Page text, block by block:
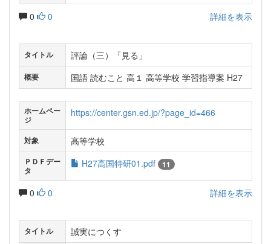
0 0 詳細を表示
タイトル 評論（三）「見る」
概要 国語 読むこと 高１ 高等学校 学習指導案 H27
ホームペー
ジ
https://center.gsn.ed.jp/?page_id=466
対象 高等学校
ＰＤＦデー
タ
H27高国特研01.pdf 11
0 0 詳細を表示
タイトル 誠実につくす